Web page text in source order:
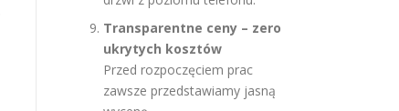
Transparentne ceny – zero
ukrytych kosztów
Przed rozpoczęciem prac
zawsze przedstawiamy jasną